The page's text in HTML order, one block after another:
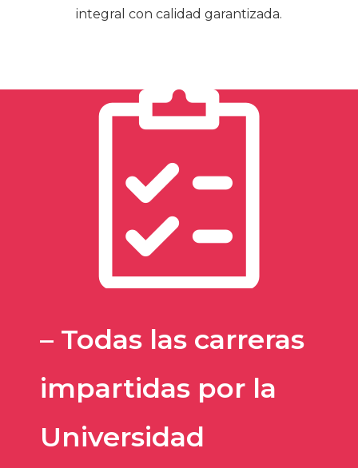
integral con calidad garantizada.
– Todas las carreras
impartidas por la
Universidad